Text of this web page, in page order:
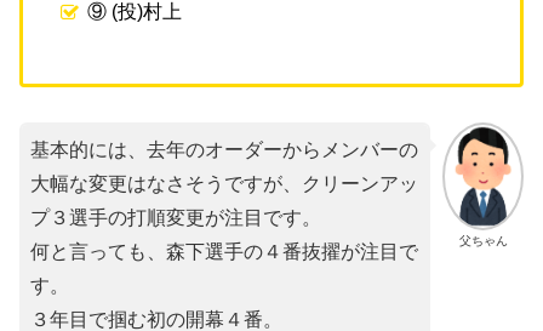
⑨ (投)村上
父ちゃん
基本的には、去年のオーダーからメンバーの
大幅な変更はなさそうですが、クリーンアッ
プ３選手の打順変更が注目です。
何と言っても、森下選手の４番抜擢が注目で
す。
３年目で掴む初の開幕４番。